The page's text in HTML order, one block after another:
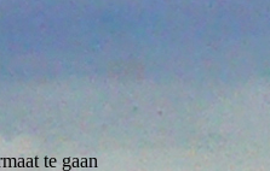
te gaan